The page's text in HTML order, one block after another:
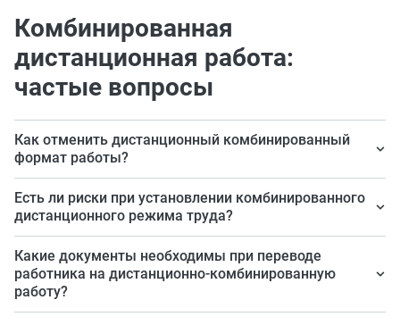
Комбинированная
дистанционная работа:
частые вопросы
Как отменить дистанционный комбинированный
формат работы?
Если инициатором выступает сам работник, то ему
необходимо написать заявление, на основании
которого работодатель выведет его в офис, путем
заключения доп. соглашения к трудовому договору.
Если инициатором выступает сам работодатель, то он
обязан уведомить сотрудника и получить его
Есть ли риски при установлении комбинированного
дистанционного режима труда?
Для работодателя предусмотрены административная
ответственность по ч. 4, 5 ст. 5.27 КоАП,
административная ответственность по ч. 1, 2 ст. 5.27
КоАП РФ и административная ответственность по ч. 6,
Какие документы необходимы при переводе
работника на дистанционно-комбинированную
работу?